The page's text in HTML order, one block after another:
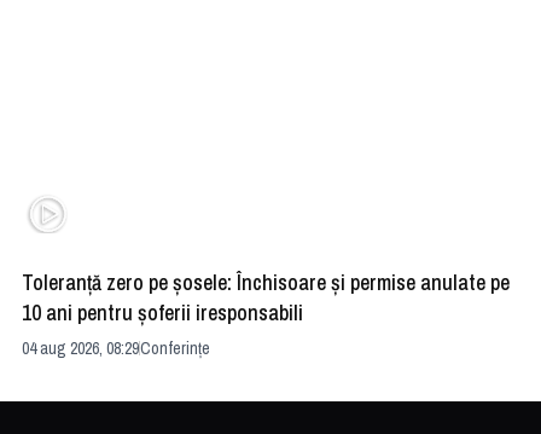
Toleranță zero pe șosele: Închisoare și permise anulate pe
10 ani pentru șoferii iresponsabili
04 aug 2026, 08:29Conferințe